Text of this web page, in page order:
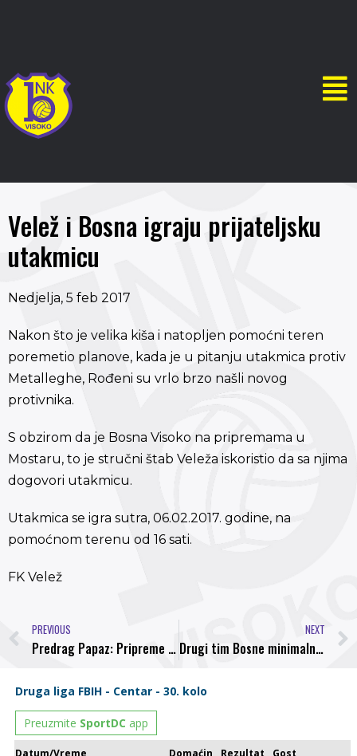
Velež i Bosna igraju prijateljsku
utakmicu
Nedjelja, 5 feb 2017
Nakon što je velika kiša i natopljen pomoćni teren
poremetio planove, kada je u pitanju utakmica protiv
Metalleghe, Rođeni su vrlo brzo našli novog
protivnika.
S obzirom da je Bosna Visoko na pripremama u
Mostaru, to je stručni štab Veleža iskoristio da sa njima
dogovori utakmicu.
Utakmica se igra sutra, 06.02.2017. godine, na
pomoćnom terenu od 16 sati.
FK Velež
PREVIOUS
Predrag Papaz: Pripreme teku u odličnoj atmosferi
NEXT
Drugi tim Bosne minimalno poražen od Veleža